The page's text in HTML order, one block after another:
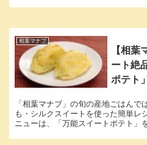
相葉マナブ
【相葉
ート絶
ポテト
「相葉マナブ」の旬の産地ごはん
も・シルクスイートを使った簡単レ
ニューは、「万能スイートポテト」